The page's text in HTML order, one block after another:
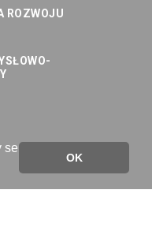
se
OK
ROZWOJU